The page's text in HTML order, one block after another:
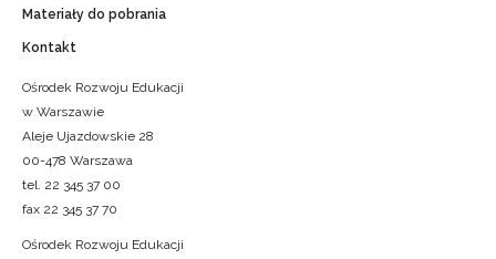
Materiały do pobrania
Kontakt
Ośrodek Rozwoju Edukacji
w Warszawie
Aleje Ujazdowskie 28
00-478 Warszawa
tel. 22 345 37 00
fax 22 345 37 70
Ośrodek Rozwoju Edukacji